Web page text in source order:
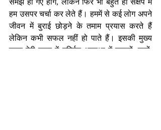
समझ ही गए होंगे, लेकिन फिर भी बहुत ही संक्षेप में
हम उसपर चर्चा कर लेते हैं। हममें से कई लोग अपने
जीवन में बुराई छोड़ने के तमाम प्रयास करते हैं
लेकिन कभी सफल नहीं हो पाते हैं। इसकी मुख्य
वजह मेरी नज़र में मूर्च्छित अवस्था में क़समों, वादों,